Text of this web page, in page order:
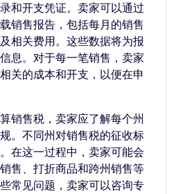
和开支凭证。卖家可以通过
销售报告，包括每月的销售
相关费用。这些数据将为报
息。对于每一笔销售，卖家
关的成本和开支，以便在申
销售税，卖家应了解每个州
。不同州对销售税的征收标
在这一过程中，卖家可能会
售、打折商品和跨州销售等
常见问题，卖家可以咨询专